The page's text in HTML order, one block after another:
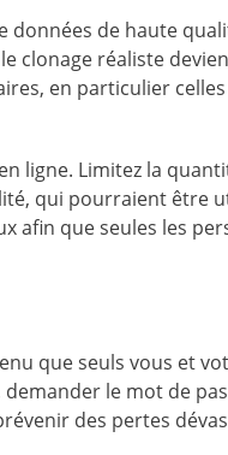
de haute
clonage réaliste
en particulier
ligne. Limitez la
qui pourraient être
afin que seules les
que seuls vous et
le mot de
des pertes